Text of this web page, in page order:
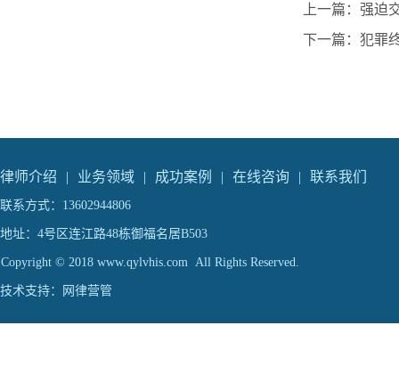
上一篇：强迫
下一篇：犯罪
律师介绍 | 业务领域 | 成功案例 | 在线咨询 | 联系我们
联系方式：13602944806
地址：4号区连江路48栋御福名居B503
Copyright © 2018 www.qylvhis.com All Rights Reserved.
技术支持： 网律营管